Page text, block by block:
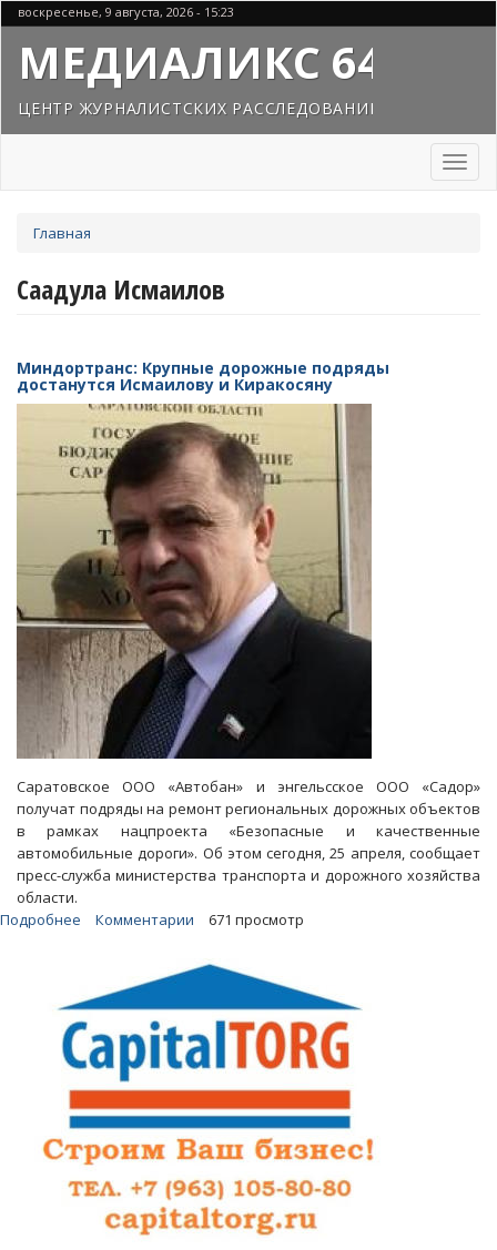
Перейти
к
основному
содержанию
воскресенье, 9 августа, 2026 - 15:23
МЕДИАЛИКС 64
ЦЕНТР ЖУРНАЛИСТСКИХ РАССЛЕДОВАНИЙ
Toggle
здесь
Главная
Саадула Исмаилов
Миндортранс: Крупные дорожные подряды
достанутся Исмаилову и Киракосяну
Саратовское ООО «Автобан» и энгельсское ООО «Садор»
получат подряды на ремонт региональных дорожных объектов
в рамках нацпроекта «Безопасные и качественные
автомобильные дороги». Об этом сегодня, 25 апреля, сообщает
пресс-служба министерства транспорта и дорожного хозяйства
области.
Подробнее
дорожные
подряды
достанутся
Исмаилову
и
Киракосяну
Комментарии 671 просмотр